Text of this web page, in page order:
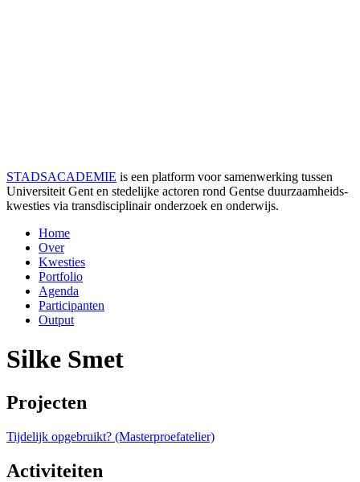
STADSACADEMIE is een platform voor samenwerking tussen
Universiteit Gent en stedelijke actoren rond Gentse duurzaamheids­
kwesties via transdisciplinair onderzoek en onderwijs.
Home
Over
Kwesties
Portfolio
Agenda
Participanten
Output
Silke Smet
Projecten
Tijdelijk opgebruikt? (Masterproefatelier)
Activiteiten